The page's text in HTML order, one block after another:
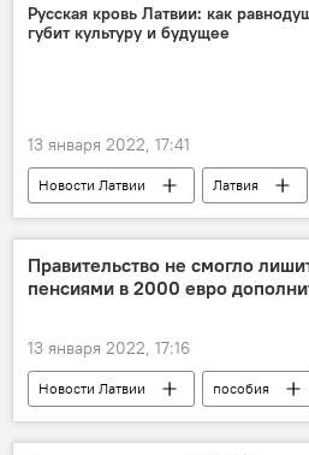
Русская кровь Латвии: как
губит культуру и будущее
13 января 2022, 17:41
Новости Латвии Латвия
русские
русский язык
латышский язык
Правительство не смогло
пенсиями в 2000 евро
13 января 2022, 17:16
Новости Латвии
пособия
Гатис Эглитис